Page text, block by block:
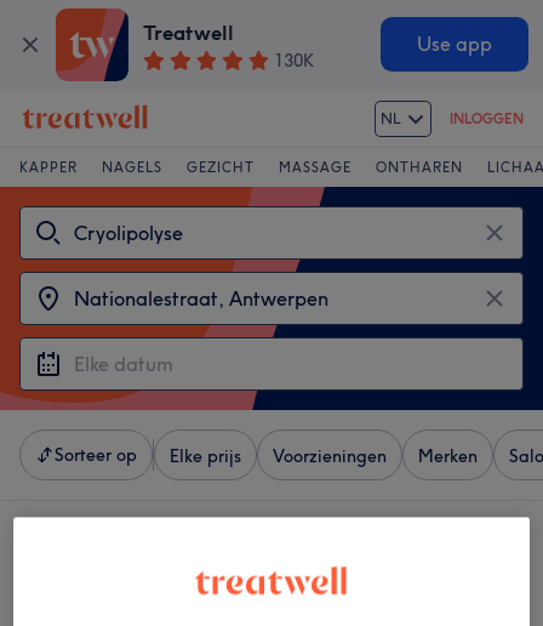
Treatwell
130K
Use app
NL INLOGGEN
KAPPER NAGELS GEZICHT MASSAGE ONTHAREN
Sorteer op Elke prijs Voorzieningen Merken